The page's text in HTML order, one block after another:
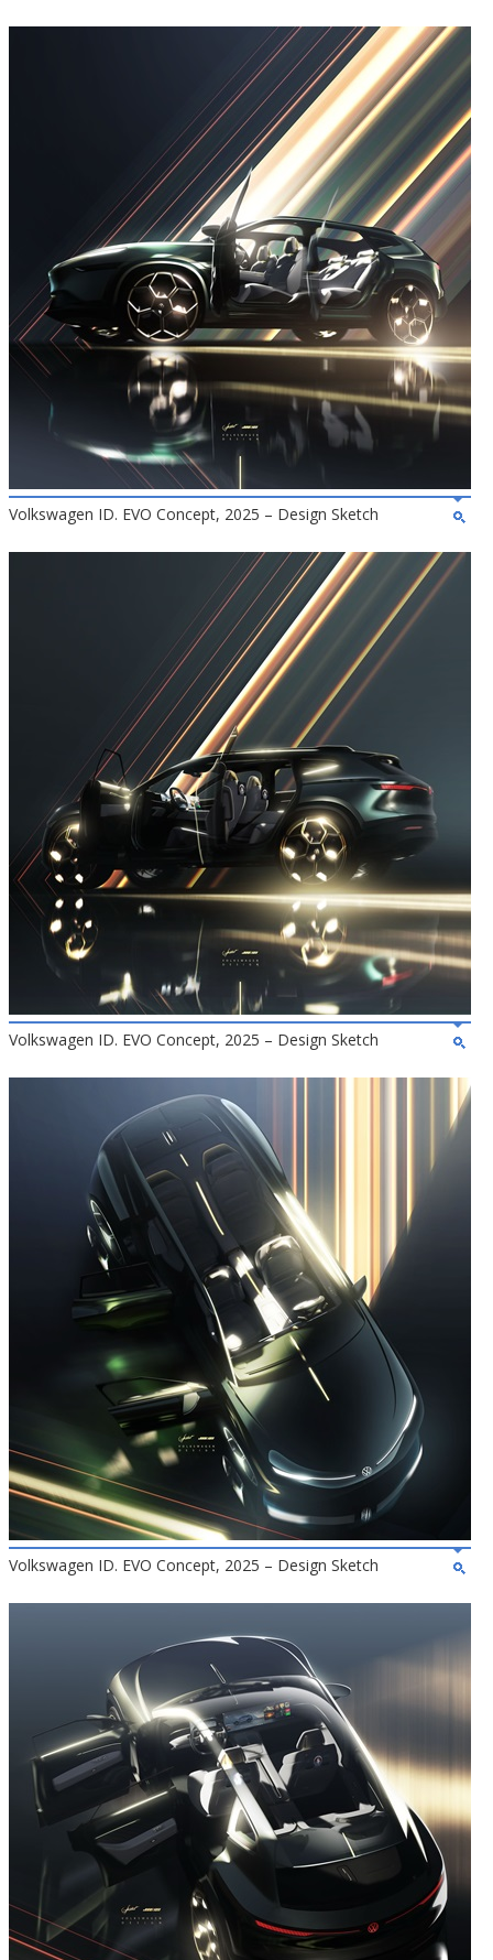
Volkswagen ID. EVO Concept, 2025 – Design Sketch
Volkswagen ID. EVO Concept, 2025 – Design Sketch
Volkswagen ID. EVO Concept, 2025 – Design Sketch